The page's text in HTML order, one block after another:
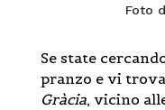
Foto
Se state
pranzo e vi
Gràcia, vicino